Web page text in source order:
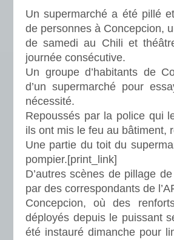
Un supermarché a été pillé
de personnes à Concepcion,
de samedi au Chili et
journée consécutive.
Un groupe d’habitants de
d’un supermarché pour
nécessité.
Repoussés par la police qui
ils ont mis le feu au bâtiment,
Une partie du toit du
pompier.[print_link]
D’autres scènes de pillage
par des correspondants de
Concepcion, où des
déployés depuis le puissant
été instauré dimanche pour